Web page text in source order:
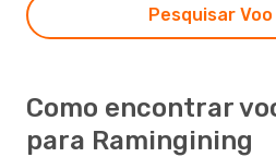
Pesquisar
Como encontrar
para Ramingining